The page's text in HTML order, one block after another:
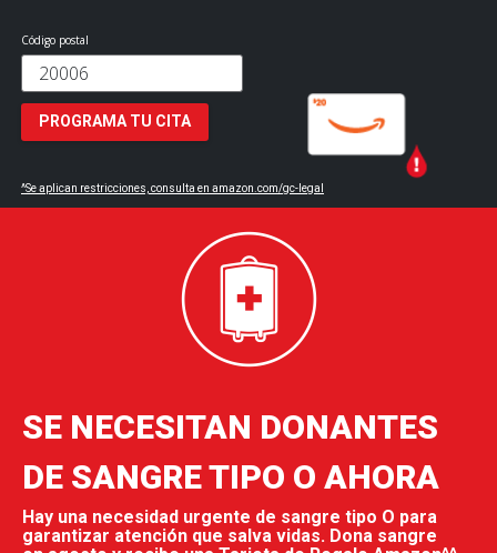
Código postal
PROGRAMA TU CITA
^Se aplican restricciones, consulta en amazon.com/gc-legal
SE NECESITAN DONANTES
DE SANGRE TIPO O AHORA
Hay una necesidad urgente de sangre tipo O para
garantizar atención que salva vidas. Dona sangre